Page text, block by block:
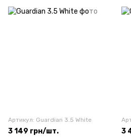
Артикул: Guardian 3.5 White
3 149 грн/шт. 3